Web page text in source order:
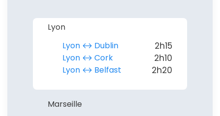
Lyon
Lyon ↔︎ Dublin
2h15
Lyon ↔︎ Cork 2h10
Lyon ↔︎ Belfast 2h20
Marseille